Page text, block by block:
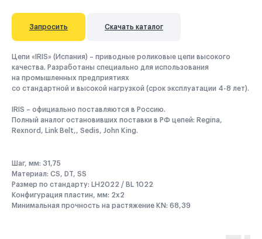
Запросить Скачать каталог
Цепи «IRIS» (Испания) – приводные роликовые цепи высокого
качества. Разработаны специально для использования
на промышленных предприятиях
со стандартной и высокой нагрузкой (срок эксплуатации 4-8 лет).
IRIS – официально поставляются в Россию.
Полный аналог остановивших поставки в РФ цепей: Regina,
Rexnord, Link Belt,, Sedis, John King.
Шаг, мм: 31,75
Материал: CS, DT, SS
Размер по стандарту: LH2022 / BL 1022
Конфигурация пластин, мм: 2x2
Минимальная прочность на растяжение KN: 68,39